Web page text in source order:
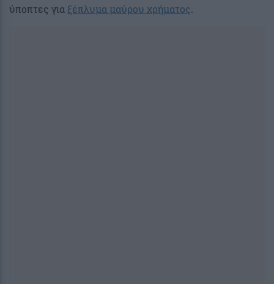
ύποπτες για ξέπλυμα μαύρου χρήματος.